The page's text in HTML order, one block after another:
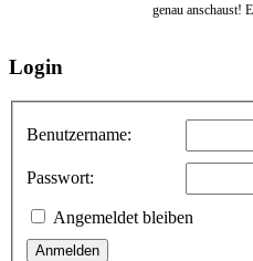
genau anschaust!
Login
Benutzername:
Passwort:
Angemeldet bleiben
Anmelden